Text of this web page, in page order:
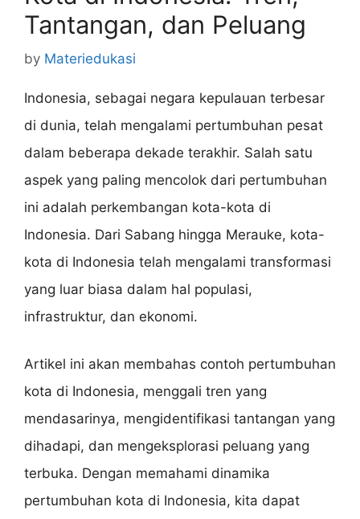
Tantangan, dan Peluang
by Materiedukasi
Indonesia, sebagai negara kepulauan terbesar
di dunia, telah mengalami pertumbuhan pesat
dalam beberapa dekade terakhir. Salah satu
aspek yang paling mencolok dari pertumbuhan
ini adalah perkembangan kota-kota di
Indonesia. Dari Sabang hingga Merauke, kota-
kota di Indonesia telah mengalami transformasi
yang luar biasa dalam hal populasi,
infrastruktur, dan ekonomi.
Artikel ini akan membahas contoh pertumbuhan
kota di Indonesia, menggali tren yang
mendasarinya, mengidentifikasi tantangan yang
dihadapi, dan mengeksplorasi peluang yang
terbuka. Dengan memahami dinamika
pertumbuhan kota di Indonesia, kita dapat